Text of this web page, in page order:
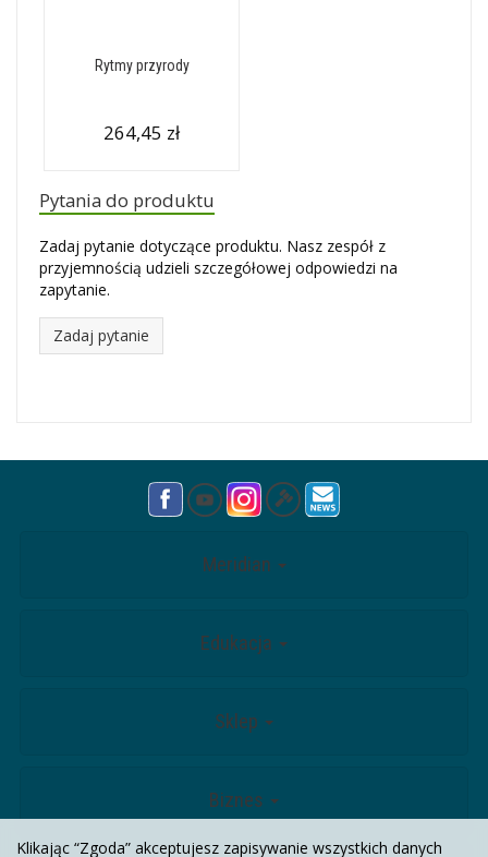
Rytmy przyrody
264,45 zł
Pytania do produktu
Zadaj pytanie dotyczące produktu. Nasz zespół z
przyjemnością udzieli szczegółowej odpowiedzi na
zapytanie.
Zadaj pytanie
Meridian
Edukacja
Sklep
Biznes
Klikając “Zgoda” akceptujesz zapisywanie wszystkich danych